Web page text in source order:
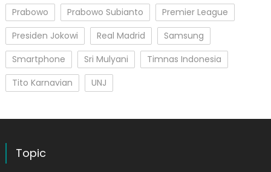
Prabowo
Prabowo Subianto
Premier League
Presiden Jokowi
Real Madrid
Samsung
Smartphone
Sri Mulyani
Timnas Indonesia
Tito Karnavian
UNJ
Topic